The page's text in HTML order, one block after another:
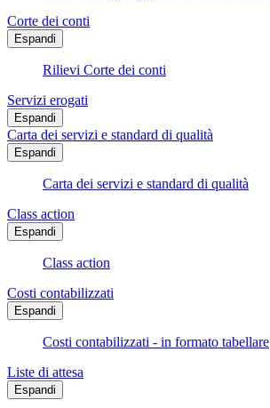
Corte dei conti
Espandi
Rilievi Corte dei conti
Servizi erogati
Espandi
Carta dei servizi e standard di qualità
Espandi
Carta dei servizi e standard di qualità
Class action
Espandi
Class action
Costi contabilizzati
Espandi
Costi contabilizzati - in formato tabellare
Liste di attesa
Espandi